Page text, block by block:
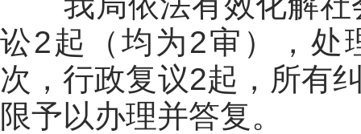
讼2起
（ 均为2审） ， 处
次 ，行政复议2起 ， 所有
限予以办理并答复。